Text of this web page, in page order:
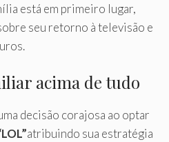
está em primeiro lugar,
seu retorno à televisão e
acima de tudo
decisão corajosa ao optar
atribuindo sua estratégia